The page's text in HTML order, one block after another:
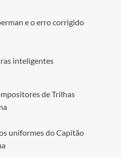
e o erro corrigido
inteligentes
de Trilhas
uniformes do Capitão